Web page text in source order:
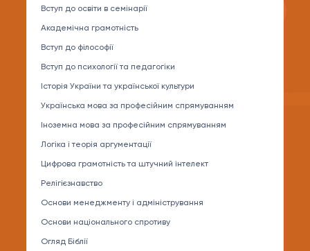
Вступ до освіти в семінарії
Академічна грамотність
Вступ до філософії
Вступ до психології та педагогіки
Історія України та української культури
Українська мова за професійним спрямуванням
Іноземна мова за професійним спрямуванням
Логіка і теорія аргументації
Цифрова грамотність та штучний інтелект
Релігієзнавство
Основи менеджменту і адміністрування
Основи національного спротиву
Огляд Біблії